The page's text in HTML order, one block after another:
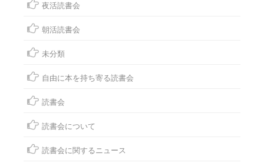
夜活読書会
朝活読書会
未分類
自由に本を持ち寄る読書会
読書会
読書会について
読書会に関するニュース